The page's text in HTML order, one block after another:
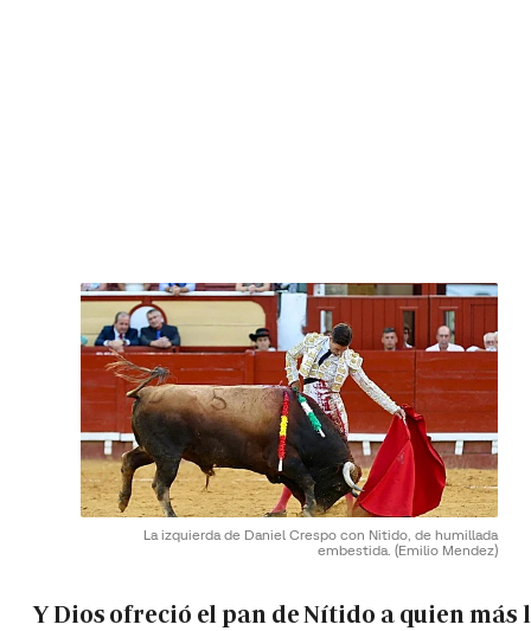
La izquierda de Daniel Crespo con Nitido, de humillada
embestida. (Emilio Mendez)
Y Dios ofreció el pan de Nítido a quien más